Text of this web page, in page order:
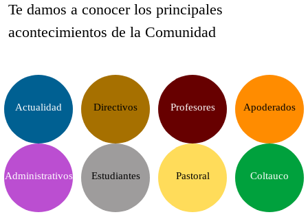
Te damos a conocer los principales
acontecimientos de la Comunidad
Actualidad Directivos Profesores Apoderados
Administrativos Estudiantes Pastoral Coltauco